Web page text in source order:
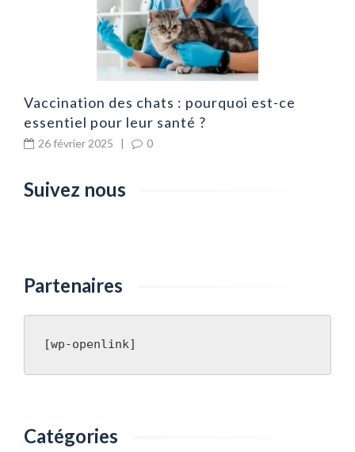
Vaccination des chats : pourquoi est-ce
essentiel pour leur santé ?
26 février 2025 | 0
Suivez nous
Partenaires
[wp-openlink]
Catégories